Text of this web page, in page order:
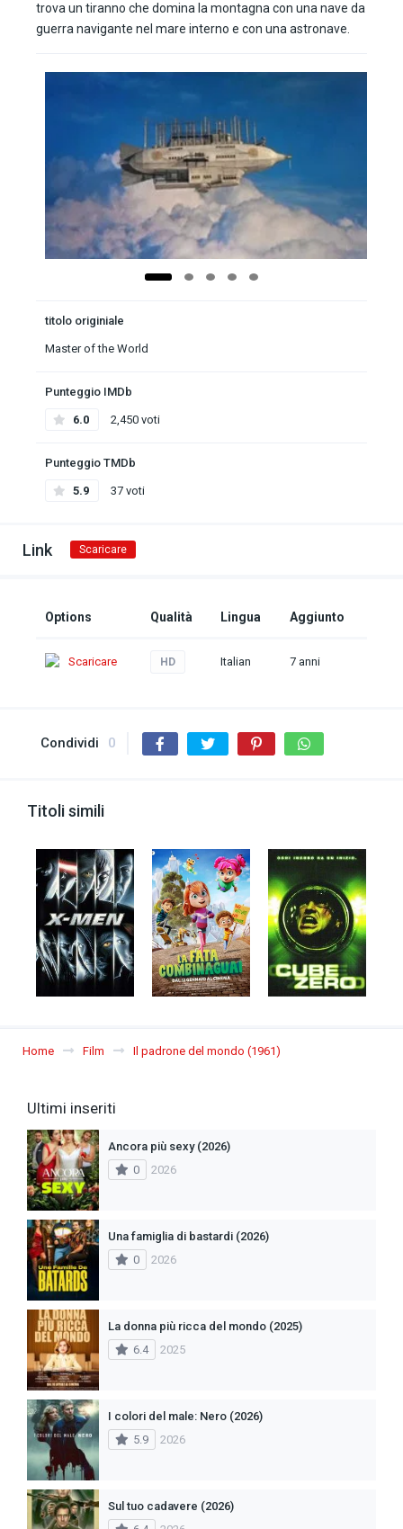
trova un tiranno che domina la montagna con una nave da
guerra navigante nel mare interno e con una astronave.
titolo originiale
Master of the World
Punteggio IMDb
6.0 2,450 voti
Punteggio TMDb
5.9 37 voti
Link Scaricare
Options Qualità Lingua Aggiunto
Scaricare HD Italian 7 anni
Condividi 0
Titoli simili
Home Film Il padrone del mondo (1961)
Ultimi inseriti
Ancora più sexy (2026)
0
2026
Una famiglia di bastardi (2026)
0
2026
La donna più ricca del mondo (2025)
6.4
2025
I colori del male: Nero (2026)
5.9
2026
Sul tuo cadavere (2026)